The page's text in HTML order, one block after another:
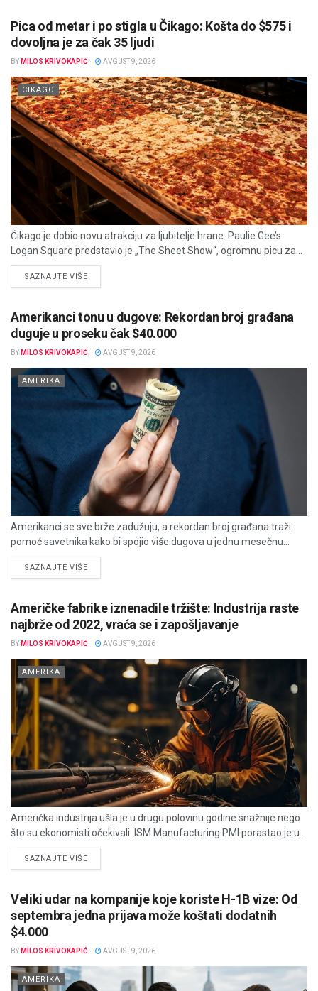
Pica od metar i po stigla u Čikago: Košta do $575 i
dovoljna je za čak 35 ljudi
BY MILOS KRIVOKAPIĆ AVGUST 9, 2026
CIKAGO
Čikago je dobio novu atrakciju za ljubitelje hrane: Paulie Gee’s
Logan Square predstavio je „The Sheet Show“, ogromnu picu za...
SAZNAJTE VIŠEDETAILS
Amerikanci tonu u dugove: Rekordan broj građana
duguje u proseku čak $40.000
BY MILOS KRIVOKAPIĆ AVGUST 9, 2026
AMERIKA
Amerikanci se sve brže zadužuju, a rekordan broj građana traži
pomoć savetnika kako bi spojio više dugova u jednu mesečnu...
SAZNAJTE VIŠEDETAILS
Američke fabrike iznenadile tržište: Industrija raste
najbrže od 2022, vraća se i zapošljavanje
BY MILOS KRIVOKAPIĆ AVGUST 9, 2026
AMERIKA
Američka industrija ušla je u drugu polovinu godine snažnije nego
što su ekonomisti očekivali. ISM Manufacturing PMI porastao je u...
SAZNAJTE VIŠEDETAILS
Veliki udar na kompanije koje koriste H-1B vize: Od
septembra jedna prijava može koštati dodatnih
$4.000
BY MILOS KRIVOKAPIĆ AVGUST 9, 2026
AMERIKA